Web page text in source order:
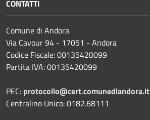
CONTATTI
Comune di Andora
Via Cavour 94 - 17051 - Andora
Codice Fiscale: 00135420099
Partita IVA: 00135420099
PEC: protocollo@cert.comunediandora.it
Centralino Unico: 0182.68111